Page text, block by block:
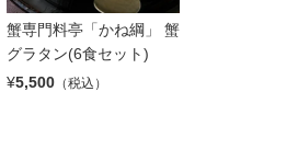
蟹専門料亭「かね綱」 蟹
グラタン(6食セット)
¥5,500 （税込）